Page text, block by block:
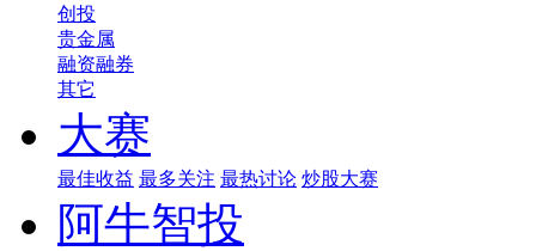
创投
贵金属
融资融券
其它
大赛
最佳收益 最多关注 最热讨论 炒股大赛
阿牛智投